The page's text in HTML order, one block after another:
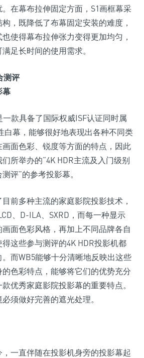
在幕布拉伸固定方面，S1画框幕采
，既降低了布幕固定安装的难度，
使得幕布拉伸张力变得更加均匀，
足长时间的使用需求。
测评
幕
款具备了国际权威ISF认证同时属
白幕，能够很好地表现出各种不同类
面色彩、锐度等方面的特点，因此
所举办的“4K HDR主流及入门级别
评”的参考投影幕。
前多种主流的家庭影院投影技术，
、D-ILA、SXRD，而每一种显示
面色彩风格，再加上不同品牌各自
这些参与测评的4K HDR投影机都
而WB5能够十分清晰地反映出这些
色彩特点，能够将它们的优势充分
优秀家庭影院投影幕的重要特点。
须做好完善的遮光处理。
一直伴随在投影机身旁的投影幕起